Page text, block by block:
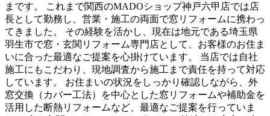
まです。 これまで関西のMADOショップ神戸六甲店では店
長として勤務し、営業・施工の両面で窓リフォームに携わっ
てきました。 その経験を活かし、現在は地元である埼玉県
羽生市で窓・玄関リフォーム専門店として、お客様のお住ま
いに合った最適なご提案を心掛けています。 当店では自社
施工にもこだわり、現地調査から施工まで責任を持って対応
しています。 お住まいの状況をしっかり確認しながら、外
窓交換（カバー工法）を中心とした窓リフォームや補助金を
活用した断熱リフォームなど、最適なご提案を行っていま